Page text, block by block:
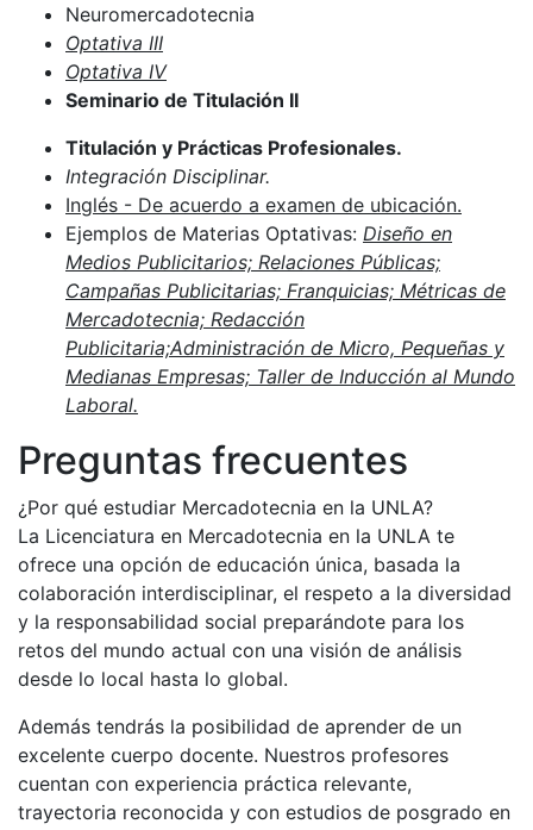
Neuromercadotecnia
Optativa III
Optativa IV
Seminario de Titulación II
Titulación y Prácticas Profesionales.
Integración Disciplinar.
Inglés - De acuerdo a examen de ubicación.
Ejemplos de Materias Optativas: Diseño en
Medios Publicitarios; Relaciones Públicas;
Campañas Publicitarias; Franquicias; Métricas de
Mercadotecnia; Redacción
Publicitaria;Administración de Micro, Pequeñas y
Medianas Empresas; Taller de Inducción al Mundo
Laboral.
Preguntas frecuentes
¿Por qué estudiar Mercadotecnia en la UNLA?
La Licenciatura en Mercadotecnia en la UNLA te
ofrece una opción de educación única, basada la
colaboración interdisciplinar, el respeto a la diversidad
y la responsabilidad social preparándote para los
retos del mundo actual con una visión de análisis
desde lo local hasta lo global.
Además tendrás la posibilidad de aprender de un
excelente cuerpo docente. Nuestros profesores
cuentan con experiencia práctica relevante,
trayectoria reconocida y con estudios de posgrado en